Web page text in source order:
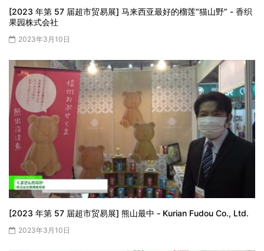
[2023 年第 57 届超市贸易展] 马来西亚最好的榴莲“猫山野” - 香织
果园株式会社
2023年3月10日
[2023 年第 57 届超市贸易展] 熊山最中 - Kurian Fudou Co., Ltd.
2023年3月10日